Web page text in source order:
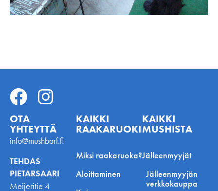
OTA
YHTEYTTÄ
info@mushbarf.fi
TEHDAS
PIETARSAARI
Meijeritie 4
KAIKKI
RAAKARUOKINNASTA
Miksi raakaruoka?
Aloittaminen
KAIKKI
MUSHISTA
Jälleenmyyjät
Jälleenmyyjän
verkkokauppa